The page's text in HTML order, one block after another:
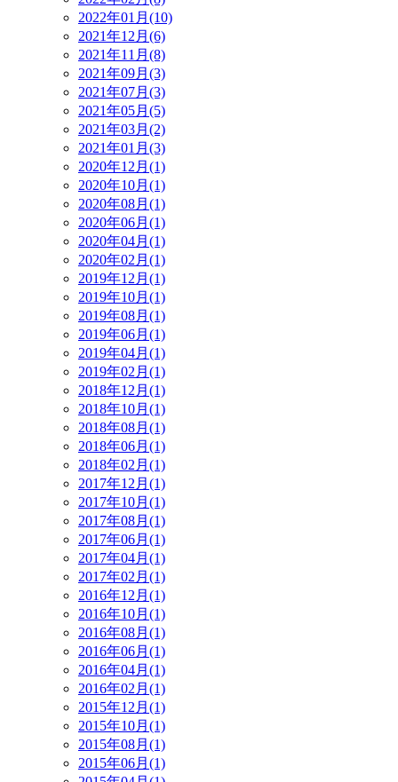
2022年01月(10)
2021年12月(6)
2021年11月(8)
2021年09月(3)
2021年07月(3)
2021年05月(5)
2021年03月(2)
2021年01月(3)
2020年12月(1)
2020年10月(1)
2020年08月(1)
2020年06月(1)
2020年04月(1)
2020年02月(1)
2019年12月(1)
2019年10月(1)
2019年08月(1)
2019年06月(1)
2019年04月(1)
2019年02月(1)
2018年12月(1)
2018年10月(1)
2018年08月(1)
2018年06月(1)
2018年02月(1)
2017年12月(1)
2017年10月(1)
2017年08月(1)
2017年06月(1)
2017年04月(1)
2017年02月(1)
2016年12月(1)
2016年10月(1)
2016年08月(1)
2016年06月(1)
2016年04月(1)
2016年02月(1)
2015年12月(1)
2015年10月(1)
2015年08月(1)
2015年06月(1)